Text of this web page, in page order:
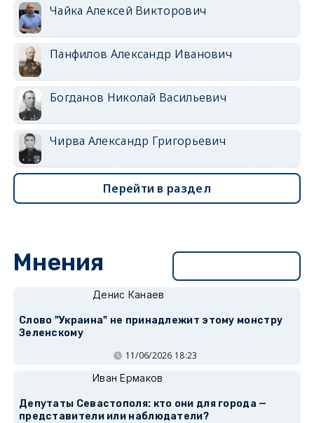
Чайка Алексей Викторович
Панфилов Александр Иванович
Богданов Николай Васильевич
Чирва Александр Григорьевич
Перейти в раздел
Мнения
Денис Канаев
Слово "Украина" не принадлежит этому монстру
Зеленскому
11/06/2026 18:23
Иван Ермаков
Депутаты Севастополя: кто они для города —
представители или наблюдатели?